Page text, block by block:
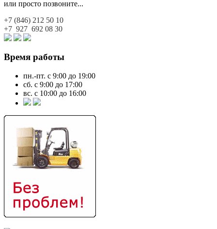
или просто позвоните...
+7 (846) 212 50 10
+7 927 692 08 30
Время работы
пн.-пт. с 9:00 до 19:00
сб. с 9:00 до 17:00
вс. с 10:00 до 16:00